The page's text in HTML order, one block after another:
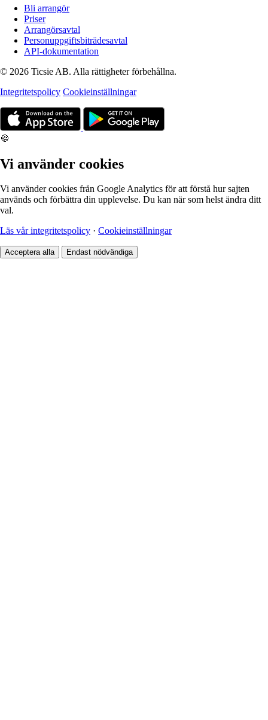
Bli arrangör
Priser
Arrangörsavtal
Personuppgiftsbiträdesavtal
API-dokumentation
© 2026 Ticsie AB. Alla rättigheter förbehållna.
Integritetspolicy Cookieinställningar
🍪
Vi använder cookies
Vi använder cookies från Google Analytics för att förstå hur sajten
används och förbättra din upplevelse. Du kan när som helst ändra ditt
val.
Läs vår integritetspolicy · Cookieinställningar
Acceptera alla Endast nödvändiga